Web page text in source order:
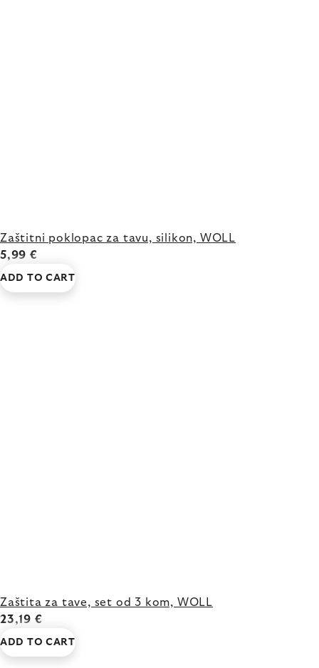
Zaštitni poklopac za tavu, silikon, WOLL
5,99 €
ADD TO CART
Zaštita za tave, set od 3 kom, WOLL
23,19 €
ADD TO CART